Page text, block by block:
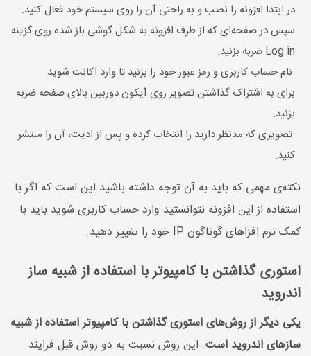
در ابتدا افزونه را نصب و به راحتی آن را روی سیستم خود فعال کنید.
سپس در صفحه‌ای که از طرف افزونه به شکل گوشی باز شده روی گزینه
Log in ضربه بزنید.
نام حساب کاربری و رمز عبور خود را بزنید تا وارد اکانت شوید.
برای به اشتراک گذاشتن تصویر روی آیکون دوربین بالای صفحه ضربه
بزنید.
تصویری که مدنظر دارید را انتخاب کرده و پس از ادیت، آن را منتشر
کنید.
نکته‌ی مهمی که باید به آن توجه داشته باشید این است که اگر با
استفاده از این افزونه نتوانستید وارد حساب کاربری شوید باید با
کمک نرم افزاهای گوناگون IP خود را تغییر دهید.
استوری گذاشتن با کامپیوتر با استفاده از شبیه ساز
اندروید
یکی دیگر از روش‌های استوری گذاشتن با کامپیوتر استفاده از شبیه
سازهای اندروید است. این روش نسبت به دو روش قبل فرایند